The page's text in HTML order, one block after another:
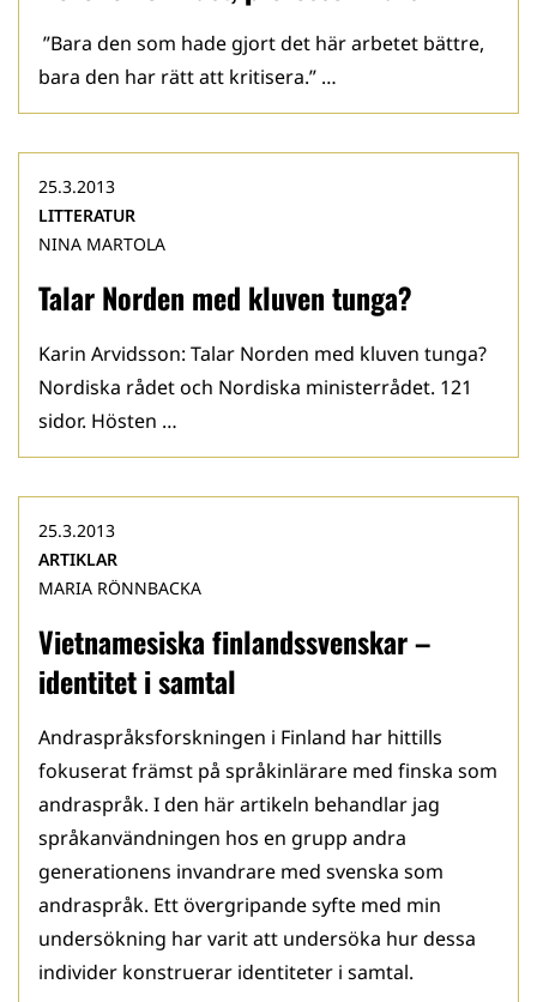
”Bara den som hade gjort det här arbetet bättre,
bara den har rätt att kritisera.” …
Talar Norden med kluven tunga?
25.3.2013
LITTERATUR
NINA MARTOLA
Karin Arvidsson: Talar Norden med kluven tunga?
Nordiska rådet och Nordiska ministerrådet. 121
sidor. Hösten …
Vietnamesiska finlandssvenskar –
identitet i samtal
25.3.2013
ARTIKLAR
MARIA RÖNNBACKA
Andraspråksforskningen i Finland har hittills
fokuserat främst på språkinlärare med finska som
andraspråk. I den här artikeln behandlar jag
språkanvändningen hos en grupp andra
generationens invandrare med svenska som
andraspråk. Ett övergripande syfte med min
undersökning har varit att undersöka hur dessa
individer konstruerar identiteter i samtal.